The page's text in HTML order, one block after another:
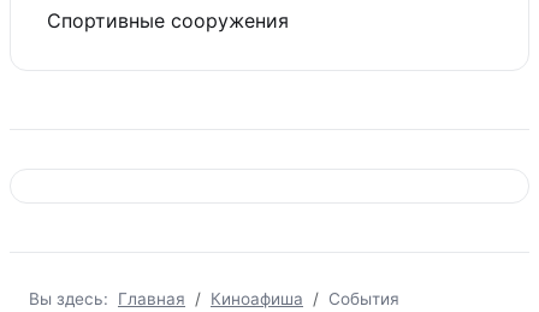
Спортивные сооружения
Вы здесь: Главная Киноафиша
События